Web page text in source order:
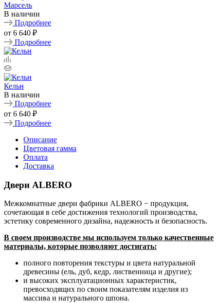
Марсель
В наличии
Подробнее
от 6 640 ₽
Подробнее
Кельн
В наличии
Подробнее
от 6 640 ₽
Подробнее
Описание
Цветовая гамма
Оплата
Доставка
Двери ALBERO
Межкомнатные двери фабрики ALBERO − продукция,
сочетающая в себе достижения технологий производства,
эстетику современного дизайна, надежность и безопасность.
В своем производстве мы используем только качественные
материалы, которые позволяют достигать:
полного повторения текстуры и цвета натуральной
древесины (ель, дуб, кедр, лиственница и другие);
и высоких эксплуатационных характеристик,
превосходящих по своим показателям изделия из
массива и натурального шпона.